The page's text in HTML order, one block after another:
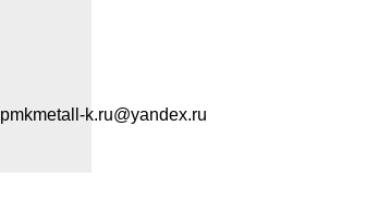
pmkmetall-k.ru@yandex.ru